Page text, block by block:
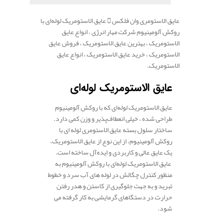
عایق الاستومری وان فلکس عایق الاستومریک لوله‌ای با
روکش آلومینیوم شرکت مهار انرژی ، انواع عایق
الاستومریک ، بهترین عایق الاستومریک ، فروش عایق
الاستومریک ، خرید عایق الاستومریک ، انواع عایق
الاستومریک.
عایق الاستومریک لوله‌ای
عایق الاستومریک لوله‌ای که با روکش آلومینیوم
طراحی شده ، خیلی انعطاف‌پذیر و وزن کمی دارد.
ساختار سلول بسته عایق الاستومری لوله ای با
روکش آلومینیوم، از این نوع از عایق الاستومریک،
یک عایق عالی و کاربردی و ایده‌آل ساخته است.
عایق الاستومریک لوله‌ای با روکش آلومینیوم به
منظور کنترل چگالش در لوله های آب سرد و خطوط
تبرید و به جهت جلوگیری از کاستن و هدر رفتن
حرارت در دستگاهای گرمایشی به کار گرفته می
شود.